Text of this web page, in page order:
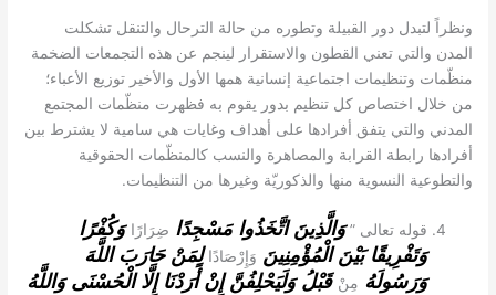
ونظراً لتبدل دور القبيلة وتطوره من حالة الترحال والتنقل تشكلت
المدن والتي تعني القطون والاستقرار لينجم عن هذه التجمعات الضخمة
منظّمات وتنظيمات اجتماعية إنسانية همها الأول والأخير توزيع الأعباء؛
من خلال اختصاص كل تنظيم بدور يقوم به فظهرت منظّمات المجتمع
المدني والتي يتفق أفرادها على أهداف وغايات هي سامية لا يشترط بين
أفرادها رابطة القرابة والمصاهرة والنسب كالمنظّمات الحقوقية
والتطوعية النسوية منها والذكوريّة وغيرها من التنظيمات.
قوله تعالى ”وَالَّذِينَ اتَّخَذُوا مَسْجِدًا ضِرَارًا
وَكُفْرًا
وَتَفْرِيقًا بَيْنَ الْمُؤْمِنِينَ وَإِرْصَادًا لِمَنْ حَارَبَ اللَّهَ
وَرَسُولَهُ مِنْ قَبْلُ وَلَيَحْلِفُنَّ إِنْ أَرَدْنَا إِلَّا الْحُسْنَى وَاللَّهُ